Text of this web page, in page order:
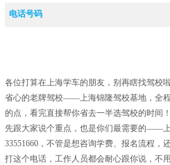
电话号码
各位打算在上海学车的朋友，别再瞎找驾校
省心的老牌驾校——上海锦隆驾校基地，全
的点，看完直接帮你省去一半选驾校的时间！
先跟大家说个重点，也是你们最需要的——
33551660，不管是想咨询学费、报名流程，
打这个电话，工作人员都会耐心跟你说，不